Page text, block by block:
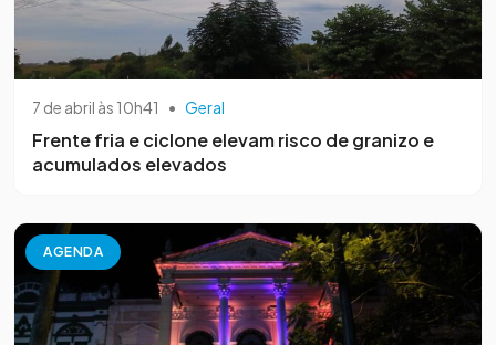
7 de abril às 10h41 • Geral
Frente fria e ciclone elevam risco de granizo e
acumulados elevados
AGENDA